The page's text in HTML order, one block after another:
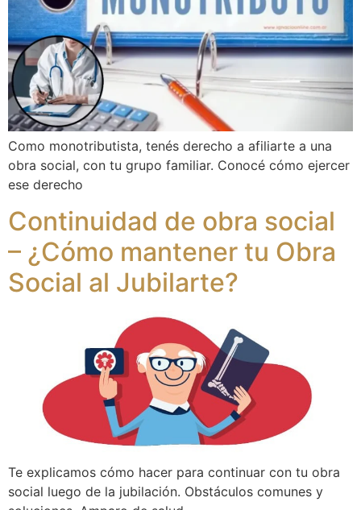
Como monotributista, tenés derecho a afiliarte a una
obra social, con tu grupo familiar. Conocé cómo ejercer
ese derecho
Continuidad de obra social
– ¿Cómo mantener tu Obra
Social al Jubilarte?
Te explicamos cómo hacer para continuar con tu obra
social luego de la jubilación. Obstáculos comunes y